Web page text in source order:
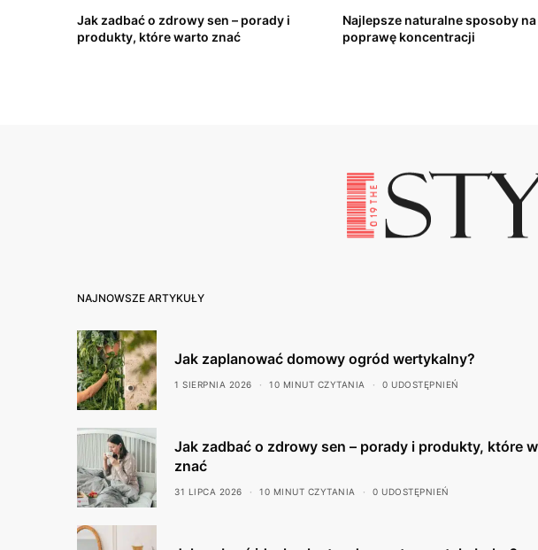
Jak zadbać o zdrowy sen – porady i
produkty, które warto znać
Najlepsze naturalne sposoby na
poprawę koncentracji
NAJNOWSZE ARTYKUŁY
Jak zaplanować domowy ogród wertykalny?
1 SIERPNIA 2026 10 MINUT CZYTANIA 0 UDOSTĘPNIEŃ
Jak zadbać o zdrowy sen – porady i produkty, które
znać
31 LIPCA 2026 10 MINUT CZYTANIA 0 UDOSTĘPNIEŃ